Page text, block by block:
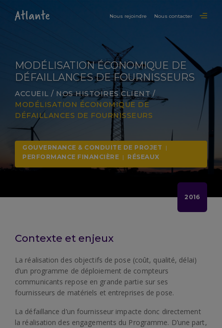
Nous rejoindre Nous contacter
MODÉLISATION ÉCONOMIQUE DE
DÉFAILLANCES DE FOURNISSEURS
ACCUEIL / NOS HISTOIRES CLIENT/
MODÉLISATION ÉCONOMIQUE DE
DÉFAILLANCES DE FOURNISSEURS
GOUVERNANCE & CONDUITE DE PROJET |
PERFORMANCE FINANCIÈRE | RÉSEAUX
2016
Contexte et enjeux
La réalisation des objectifs de pose (coût, qualité, délai)
d’un programme de déploiement de compteurs
communicants repose en grande partie sur ses
fournisseurs de matériels et entreprises de pose.
La défaillance d’un fournisseur impacte donc directement
la réalisation des engagements du Programme. D’une part,